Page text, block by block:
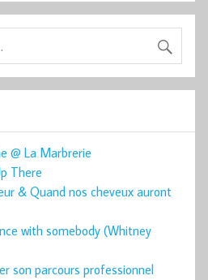
@ La Marbrerie
There
& Quand nos cheveux auront
with somebody (Whitney
son parcours professionnel